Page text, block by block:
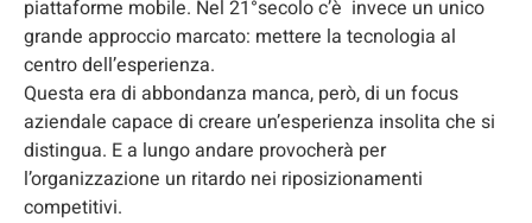
piattaforme mobile. Nel 21°secolo c’è invece un unico
grande approccio marcato: mettere la tecnologia al
centro dell’esperienza.
Questa era di abbondanza manca, però, di un focus
aziendale capace di creare un’esperienza insolita che si
distingua. E a lungo andare provocherà per
l’organizzazione un ritardo nei riposizionamenti
competitivi.